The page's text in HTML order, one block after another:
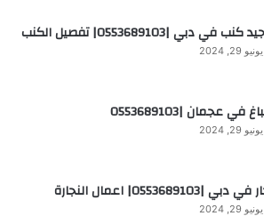
كنب في دبي |0553689103| تفصيل الكنب
يونيو 29, 2024
في عجمان |0553689103
يونيو 29, 2024
دبي |0553689103| اعمال النجارة
يونيو 29, 2024